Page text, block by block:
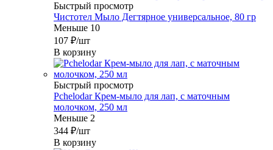
Быстрый просмотр
Чистотел Мыло Дегтярное универсальное, 80 гр
Меньше 10
107 ₽/шт
В корзину
Быстрый просмотр
Pchelodar Крем-мыло для лап, с маточным
молочком, 250 мл
Меньше 2
344 ₽/шт
В корзину